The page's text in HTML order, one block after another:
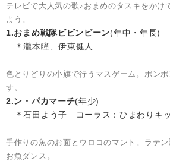
テレビで大人気の歌♪おまめのタスキをかけ
よう。
1.おまめ戦隊ビビンビーン(年中・年長)
＊瀧本瞳、伊東健人
色とりどりの小旗で行うマスゲーム。ポン
す。
2.ン・パカマーチ(年少)
＊石田よう子 コーラス：ひまわりキ
手作りの魚のお面とウロコのマント。ラテ
お魚ダンス。